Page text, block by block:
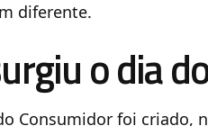
diferente.
o dia
Consumidor foi criado,